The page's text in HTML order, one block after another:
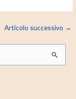
Articolo successivo →